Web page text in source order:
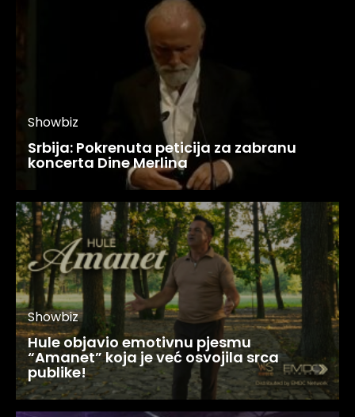
Showbiz
Srbija: Pokrenuta peticija za zabranu
koncerta Dine Merlina
Showbiz
Hule objavio emotivnu pjesmu
“Amanet” koja je već osvojila srca
publike!